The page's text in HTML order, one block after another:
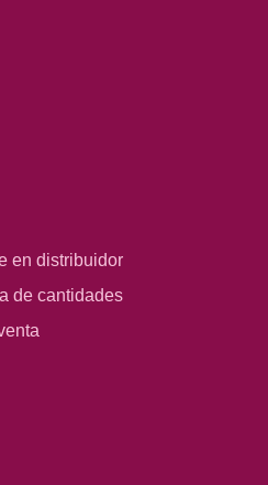
en distribuidor
de cantidades